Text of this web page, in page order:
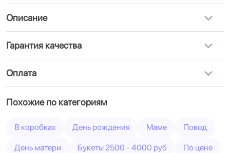
Описание
Гарантия качества
Оплата
Похожие по категориям
В коробках День рождения Маме Повод
День матери Букеты 2500 - 4000 руб По цене